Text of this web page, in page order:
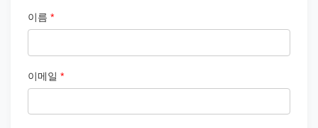
이름 *
이메일 *